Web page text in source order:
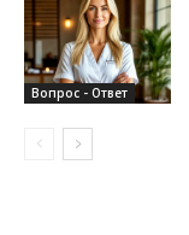
Вопрос - Ответ